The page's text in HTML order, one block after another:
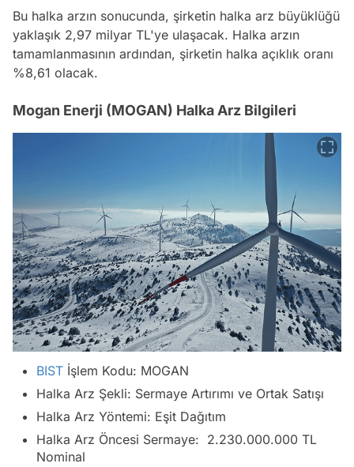
Bu halka arzın sonucunda, şirketin halka arz büyüklüğü
yaklaşık 2,97 milyar TL'ye ulaşacak. Halka arzın
tamamlanmasının ardından, şirketin halka açıklık oranı
%8,61 olacak.
Mogan Enerji (MOGAN) Halka Arz Bilgileri
BIST İşlem Kodu: MOGAN
Halka Arz Şekli: Sermaye Artırımı ve Ortak Satışı
Halka Arz Yöntemi: Eşit Dağıtım
Halka Arz Öncesi Sermaye: 2.230.000.000 TL
Nominal